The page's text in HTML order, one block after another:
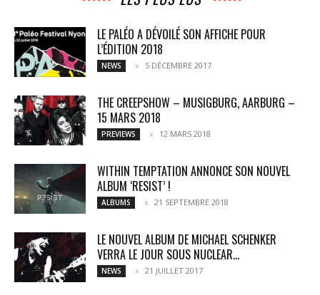
LE PALÉO A DÉVOILÉ SON AFFICHE POUR
L’ÉDITION 2018
NEWS 5 DÉCEMBRE 2017
THE CREEPSHOW – MUSIGBURG, AARBURG –
15 MARS 2018
PREVIEWS 12 MARS 2018
WITHIN TEMPTATION ANNONCE SON NOUVEL
ALBUM ‘RESIST’ !
ALBUMS 21 SEPTEMBRE 2018
LE NOUVEL ALBUM DE MICHAEL SCHENKER
VERRA LE JOUR SOUS NUCLEAR...
NEWS 21 JUILLET 2017